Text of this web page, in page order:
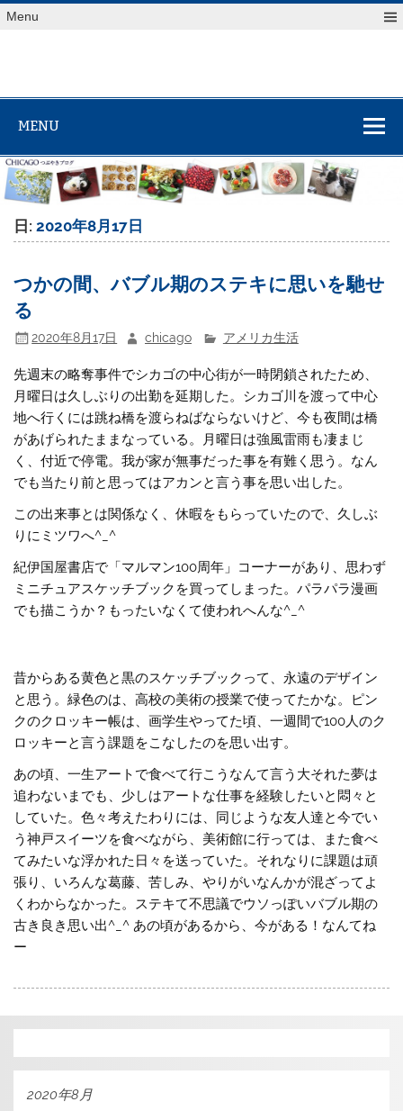
Skip
toMenu
MENU
日:2020年8月17日
つかの間、バブル期のステキに思いを馳せ
る
2020年8月17日 chicago アメリカ生活
先週末の略奪事件でシカゴの中心街が一時閉鎖されたため、
月曜日は久しぶりの出勤を延期した。シカゴ川を渡って中心
地へ行くには跳ね橋を渡らねばならないけど、今も夜間は橋
があげられたままなっている。月曜日は強風雷雨も凄まじ
く、付近で停電。我が家が無事だった事を有難く思う。なん
でも当たり前と思ってはアカンと言う事を思い出した。
この出来事とは関係なく、休暇をもらっていたので、久しぶ
りにミツワへ^_^
紀伊国屋書店で「マルマン100周年」コーナーがあり、思わず
ミニチュアスケッチブックを買ってしまった。パラパラ漫画
でも描こうか？もったいなくて使われへんな^_^
昔からある黄色と黒のスケッチブックって、永遠のデザイン
と思う。緑色のは、高校の美術の授業で使ってたかな。ピン
クのクロッキー帳は、画学生やってた頃、一週間で100人のク
ロッキーと言う課題をこなしたのを思い出す。
あの頃、一生アートで食べて行こうなんて言う大それた夢は
追わないまでも、少しはアートな仕事を経験したいと悶々と
していた。色々考えたわりには、同じような友人達と今でい
う神戸スイーツを食べながら、美術館に行っては、また食べ
てみたいな浮かれた日々を送っていた。それなりに課題は頑
張り、いろんな葛藤、苦しみ、やりがいなんかが混ざってよ
くわからなかった。ステキて不思議でウソっぽいバブル期の
古き良き思い出^_^ あの頃があるから、今がある！なんてね
ー
2020年8月